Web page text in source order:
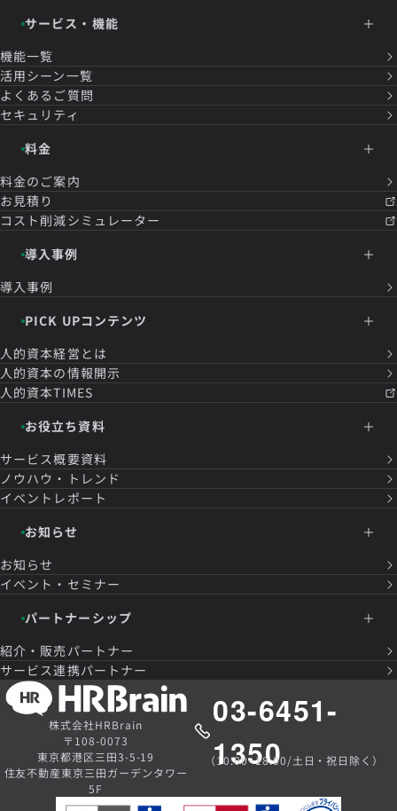
サービス・機能
機能一覧
活用シーン一覧
よくあるご質問
セキュリティ
料金
料金のご案内
お見積り
コスト削減シミュレーター
導入事例
導入事例
PICK UPコンテンツ
人的資本経営とは
人的資本の情報開示
人的資本TIMES
お役立ち資料
サービス概要資料
ノウハウ・トレンド
イベントレポート
お知らせ
お知らせ
イベント・セミナー
パートナーシップ
紹介・販売パートナー
サービス連携パートナー
株式会社HRBrain
〒108-0073
東京都港区三田3-5-19
住友不動産東京三田ガーデンタワー
5F
03-6451-
1350
（10:00~18:00/土日・祝日除く）